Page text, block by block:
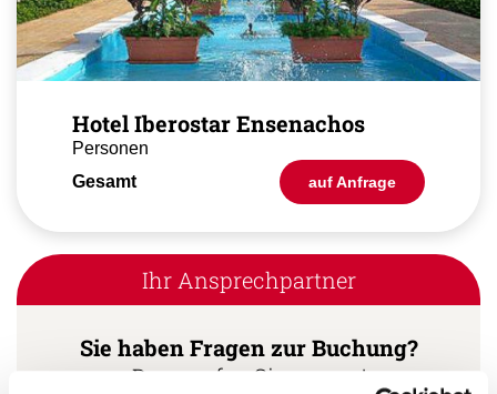
Hotel Iberostar Ensenachos
Personen
Gesamt
auf Anfrage
Ihr Ansprechpartner
Sie haben Fragen zur Buchung?
Dann rufen Sie uns an!